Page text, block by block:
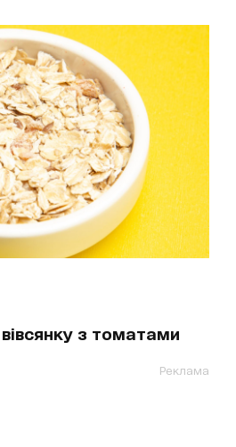
з томатами
Реклама